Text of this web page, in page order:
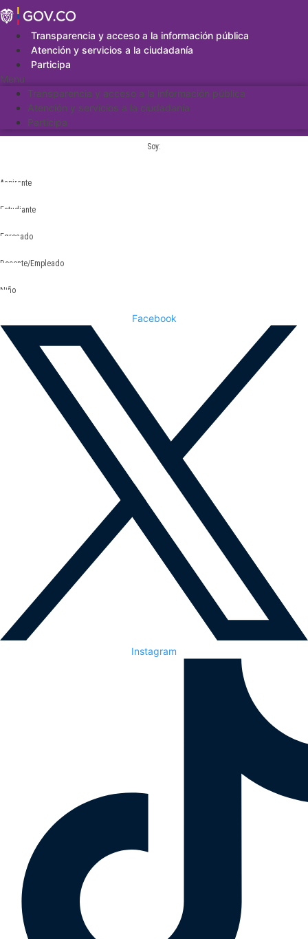
Saltar
al
contenidoTransparencia y acceso a la información pública
Atención y servicios a la ciudadanía
Participa
Menu
Transparencia y acceso a la información pública
Atención y servicios a la ciudadanía
Participa
Soy:
Aspirante
Estudiante
Egresado
Docente/Empleado
Niño
Facebook
Instagram